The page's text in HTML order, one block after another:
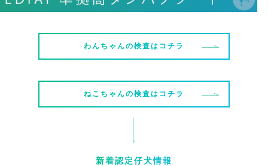
わんちゃんの検査はコチラ
ねこちゃんの検査はコチラ
新着認定仔犬情報